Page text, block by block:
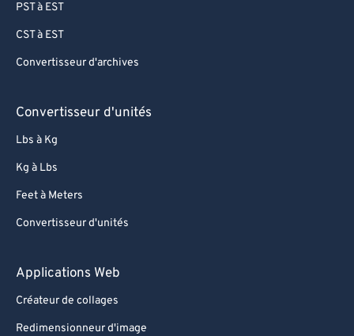
PST à EST
CST à EST
Convertisseur d'archives
Convertisseur d'unités
Lbs à Kg
Kg à Lbs
Feet à Meters
Convertisseur d'unités
Applications Web
Créateur de collages
Redimensionneur d'image